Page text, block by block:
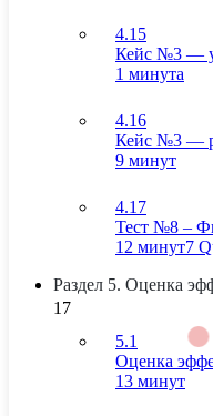
4.15
Кейс №3 —
1 минута
4.16
Кейс №3 —
9 минут
4.17
Тест №8 –
12 минут7
Раздел 5. Оценка
17
5.1
Оценка
13 минут